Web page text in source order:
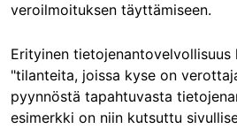
veroilmoituksen täyttämiseen.
Erityinen tietojenantovelvollisuus
"tilanteita, joissa kyse on
pyynnöstä tapahtuvasta
esimerkki on niin kutsuttu